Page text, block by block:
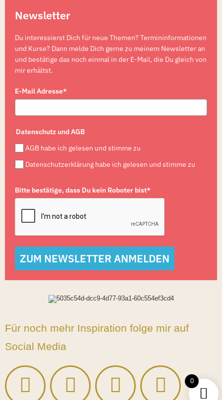
Newsletter
Du interessierst Dich für neue Themen? Termininformationen
und Kurse? Dann melde Dich gerne zu meinem Newsletter an
und bestätige das noch einmal in der E-Mail, die Du gleich von
mir erhältst.
E-Mail Adresse*
Datenschutz und AGB
AGB habe ich gelesen und stimme zu
Datenschutzerklärung habe ich gelesen und stimme zu
Bitte bestätige, dass Du kein Roboter bist*
ZUM NEWSLETTER ANMELDEN
Für noch mehr Inspiration folge mir auf
Social Media
0